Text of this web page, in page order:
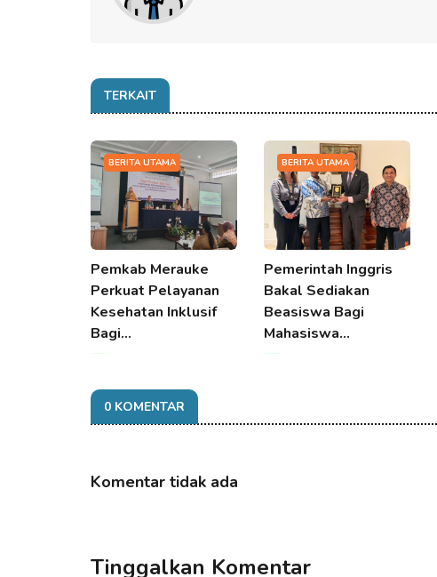
TERKAIT
BERITA UTAMA
Pemkab Merauke
Perkuat Pelayanan
Kesehatan Inklusif
Bagi…
BERITA UTAMA
Pemerintah Inggris
Bakal Sediakan
Beasiswa Bagi
Mahasiswa…
0 KOMENTAR
Komentar tidak ada
Tinggalkan Komentar